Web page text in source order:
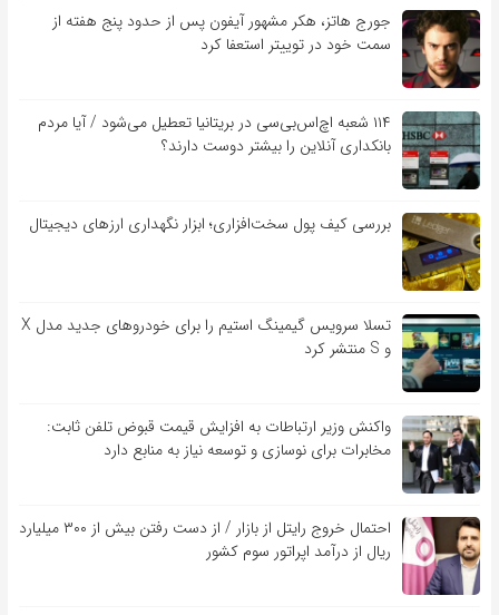
جورج هاتز، هکر مشهور آیفون پس از حدود پنج هفته از
سمت خود در توییتر استعفا کرد
۱۱۴ شعبه اچ‌اس‌بی‌سی در بریتانیا تعطیل می‌شود / آیا مردم
بانکداری آنلاین را بیشتر دوست دارند؟
بررسی کیف‌ پول سخت‌افزاری؛ ابزار نگهداری ارزهای دیجیتال
تسلا سرویس گیمینگ استیم را برای خودروهای جدید مدل X
و S منتشر کرد
واکنش وزیر ارتباطات به افزایش قیمت قبوض تلفن ثابت:
مخابرات برای نوسازی و توسعه نیاز به منابع دارد
احتمال خروج رایتل از بازار / از دست رفتن بیش از ۳۰۰ میلیارد
ریال از درآمد اپراتور سوم کشور